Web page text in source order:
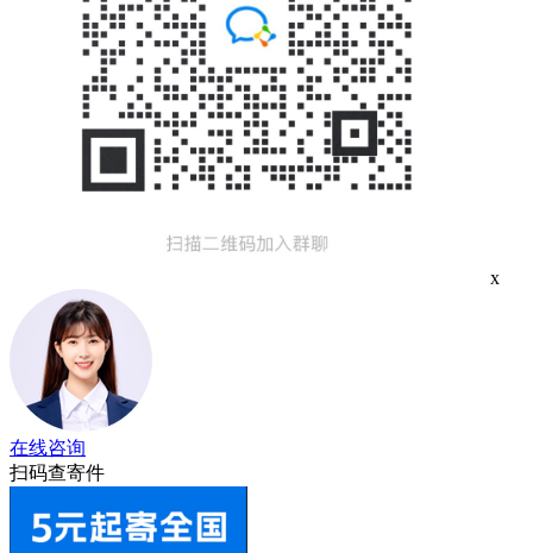
x
在线咨询
扫码查寄件